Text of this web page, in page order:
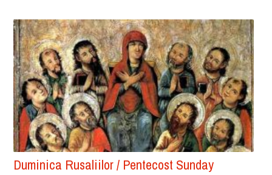
Duminica Rusaliilor / Pentecost Sunday